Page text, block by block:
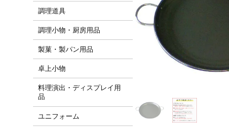
調理道具
調理小物・厨房用品
製菓・製パン用品
卓上小物
料理演出・ディスプレイ用
品
ユニフォーム